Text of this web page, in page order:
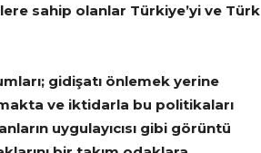
sahip olanlar Türkiye’yi ve Türk
gidişatı önlemek yerine
ve iktidarla bu politikaları
uygulayıcısı gibi görüntü